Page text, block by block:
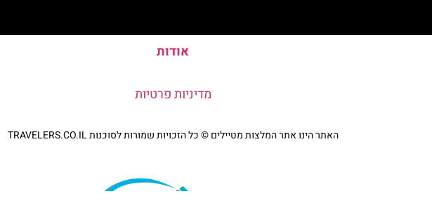
אודות
מדיניות פרטיות
האתר הינו אתר המלצות מטיילים © כל הזכויות שמורות לסוכנות TRAVELERS.CO.IL